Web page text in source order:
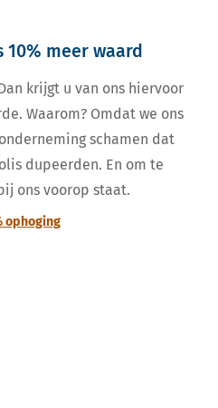
meer waard
krijgt u van ons hiervoor
Waarom? Omdat we ons
schamen dat
dupeerden. En om te
ons voorop staat.
ophoging